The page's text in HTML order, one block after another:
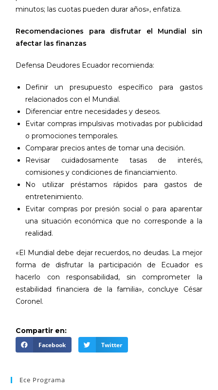
minutos; las cuotas pueden durar años», enfatiza.
Recomendaciones para disfrutar el Mundial sin
afectar las finanzas
Defensa Deudores Ecuador recomienda:
Definir un presupuesto específico para gastos
relacionados con el Mundial.
Diferenciar entre necesidades y deseos.
Evitar compras impulsivas motivadas por publicidad
o promociones temporales.
Comparar precios antes de tomar una decisión.
Revisar cuidadosamente tasas de interés,
comisiones y condiciones de financiamiento.
No utilizar préstamos rápidos para gastos de
entretenimiento.
Evitar compras por presión social o para aparentar
una situación económica que no corresponde a la
realidad.
«El Mundial debe dejar recuerdos, no deudas. La mejor
forma de disfrutar la participación de Ecuador es
hacerlo con responsabilidad, sin comprometer la
estabilidad financiera de la familia», concluye César
Coronel.
Compartir en:
Facebook Twitter
Ece Programa